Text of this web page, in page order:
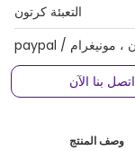
التعبئة كرتون
اتصل بنا الآن
وصف المنتج